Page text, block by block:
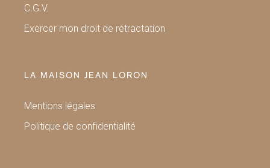
C.G.V.
Exercer mon droit de rétractation
LA MAISON JEAN LORON
Mentions légales
Politique de confidentialité